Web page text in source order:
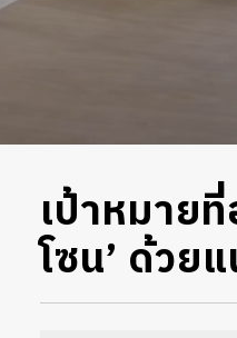
เป้าหมาย
โซน’ ด้วย